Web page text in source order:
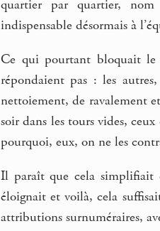
quartier par quartier,
indispensable désormais à
Ce qui pourtant bloquait le
répondaient pas : les
nettoiement, de ravalement
soir dans les tours vides,
pourquoi, eux, on ne les
Il paraît que cela simplifiait
éloignait et voilà, cela
attributions surnuméraires,